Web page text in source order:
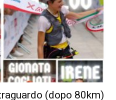
(dopo 80km)